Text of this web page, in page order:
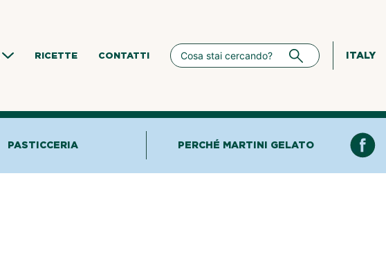
RICETTE CONTATTI ITALY
PASTICCERIA PERCHÉ MARTINI GELATO